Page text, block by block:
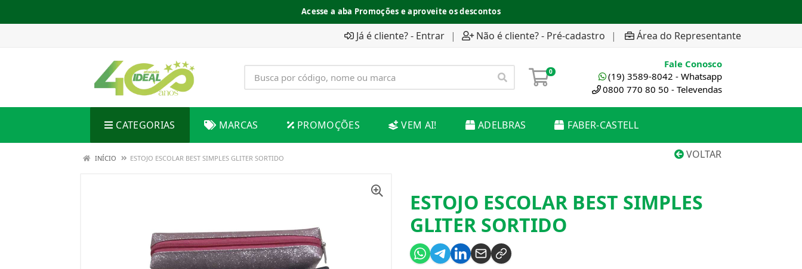
Acesse a aba Promoções e aproveite os descontos
Já é cliente? - Entrar | Não é cliente? - Pré-cadastro | Área do Representante
0
Fale Conosco
(19) 3589-8042 - Whatsapp
0800 770 80 50 - Televendas
CATEGORIAS MARCAS PROMOÇÕES VEM AI! ADELBRAS FABER-CASTELL
VOLTAR
INÍCIO ESTOJO ESCOLAR BEST SIMPLES GLITER SORTIDO
ESTOJO ESCOLAR BEST SIMPLES
GLITER SORTIDO